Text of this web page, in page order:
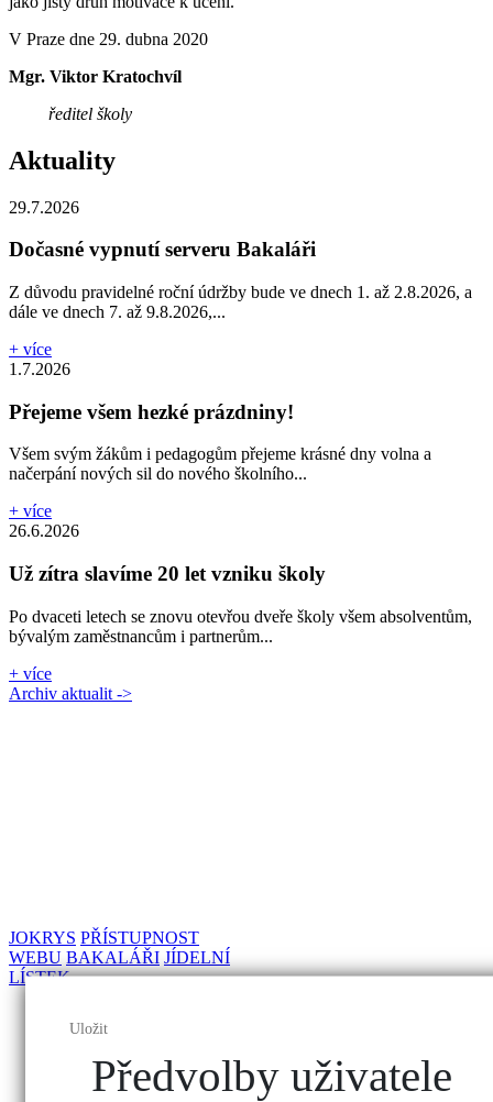
V Praze dne 29. dubna 2020
Mgr. Viktor Kratochvíl
ředitel školy
Aktuality
29.7.2026
Dočasné vypnutí serveru Bakaláři
Z důvodu pravidelné roční údržby bude ve dnech 1. až 2.8.2026, a
dále ve dnech 7. až 9.8.2026,...
+ více
1.7.2026
Přejeme všem hezké prázdniny!
Všem svým žákům i pedagogům přejeme krásné dny volna a
načerpání nových sil do nového školního...
+ více
26.6.2026
Už zítra slavíme 20 let vzniku školy
Po dvaceti letech se znovu otevřou dveře školy všem absolventům,
bývalým zaměstnancům i partnerům...
+ více
Archiv aktualit ->
JOKRYS PŘÍSTUPNOST
WEBU BAKALÁŘI JÍDELNÍ
LÍSTEK
Uložit
Předvolby uživatele